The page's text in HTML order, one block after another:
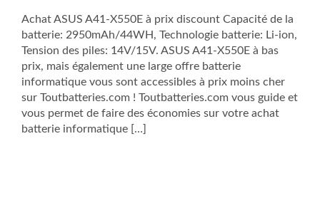
Achat ASUS A41-X550E à prix discount Capacité de la
batterie: 2950mAh/44WH, Technologie batterie: Li-ion,
Tension des piles: 14V/15V. ASUS A41-X550E à bas
prix, mais également une large offre batterie
informatique vous sont accessibles à prix moins cher
sur Toutbatteries.com ! Toutbatteries.com vous guide et
vous permet de faire des économies sur votre achat
batterie informatique […]